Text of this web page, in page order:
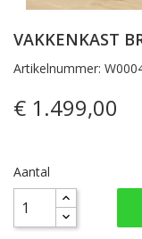
VAKKENKAST
Artikelnummer:
€ 1.499,00
Aantal